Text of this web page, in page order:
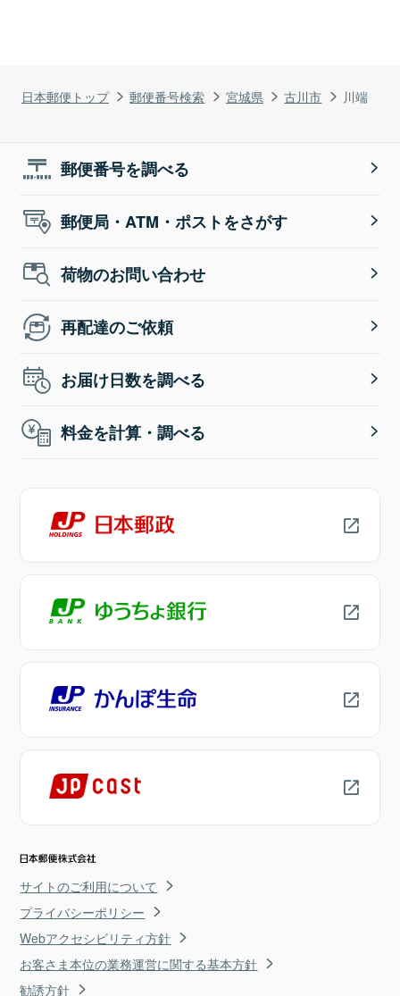
日本郵便トップ 郵便番号検索 宮城県 古川市 川端
郵便番号を調べる
郵便局・ATM・ポストをさがす
荷物のお問い合わせ
再配達のご依頼
お届け日数を調べる
料金を計算・調べる
サイトのご利用について
プライバシーポリシー
Webアクセシビリティ方針
お客さま本位の業務運営に関する基本方針
勧誘方針